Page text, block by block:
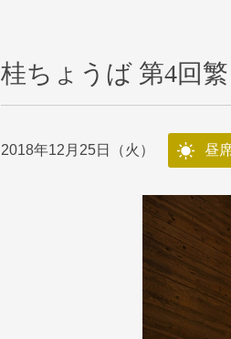
桂ちょうば 第4回
2018年12月25日（火） 昼